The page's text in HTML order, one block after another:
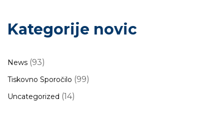
Kategorije novic
News (93)
Tiskovno Sporočilo (99)
Uncategorized (14)